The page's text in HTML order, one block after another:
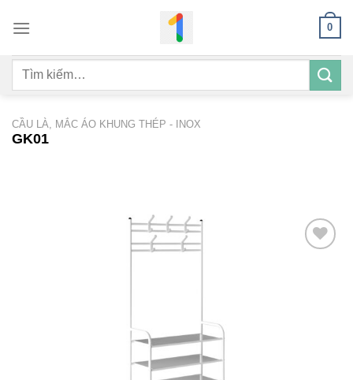
qua
dung
0
Tìm
CẦU LÀ, MẮC ÁO KHUNG THÉP - INOX
GK01